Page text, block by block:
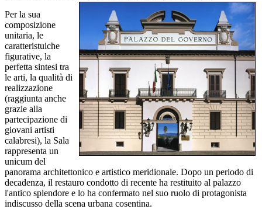
Per la sua
composizione
unitaria, le
caratteristuiche
figurative, la
perfetta sintesi tra
le arti, la qualità di
realizzazione
(raggiunta anche
grazie alla
partecipazione di
giovani artisti
calabresi), la Sala
rappresenta un
unicum del
panorama architettonico e artistico meridionale. Dopo un periodo di
decadenza, il restauro condotto di recente ha restituito al palazzo
l'antico splendore e lo ha confermato nel suo ruolo di protagonista
indiscusso della scena urbana cosentina.